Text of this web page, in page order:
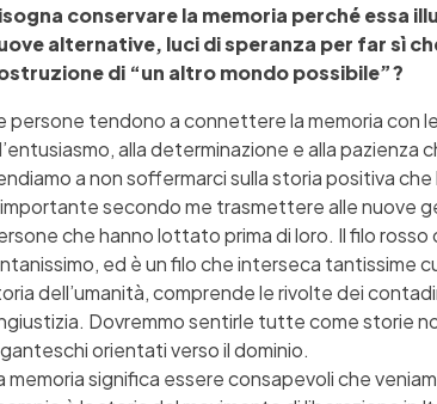
conservare la memoria perché essa
alternative, luci di speranza per far sì
di “un altro mondo possibile”?
persone tendono a connettere la memoria con
alla determinazione e alla pazienza
a non soffermarci sulla storia positiva
secondo me trasmettere alle nuove
che hanno lottato prima di loro. Il filo rosso
ed è un filo che interseca tantissime
dell’umanità, comprende le rivolte dei
Dovremmo sentirle tutte come storie
orientati verso il dominio.
memoria significa essere consapevoli che